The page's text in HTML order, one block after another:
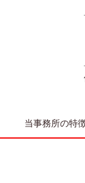
当事務所の特